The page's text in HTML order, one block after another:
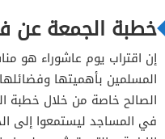
خطبة الجمعة عن
إن اقتراب يوم عاشوراء هو
المسلمين بأهميتها
الصالح خاصة من خلال خطبة
في المساجد ليستمعوا إلى